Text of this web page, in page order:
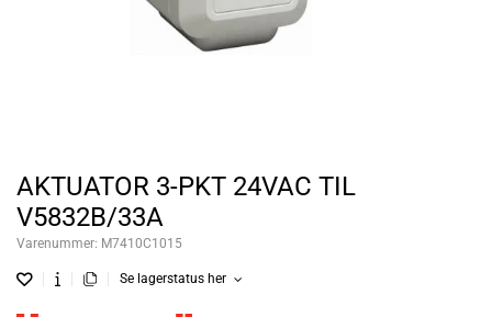
AKTUATOR 3-PKT 24VAC TIL
V5832B/33A
Varenummer: M7410C1015
Se lagerstatus her